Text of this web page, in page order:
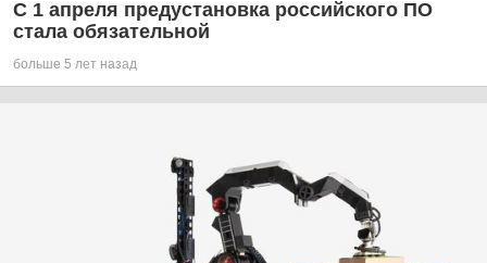
С 1 апреля предустановка российского ПО
стала обязательной
больше 5 лет назад